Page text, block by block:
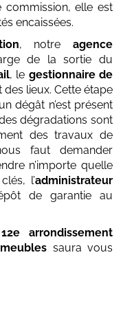
commission, elle est
encaissées.
, notreagence
de la sortie du
, le gestionnaire de
lieux. Cette étape
dégât n’est présent
dégradations sont
des travaux de
faut demander
n’importe quelle
l’administrateur
de garantie au
arrondissement
saura vous